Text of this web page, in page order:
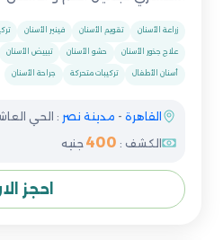
زراعة الأسنان تقويم الأسنان فينير الأسنان
علاج جذور الأسنان حشو الأسنان تبييض الأسنان
أسنان الأطفال تركيبات متحركة جراحة الأسنان
القاهرة - مدينة نصر : الحي
الكشف : 400 جنيه
احجز